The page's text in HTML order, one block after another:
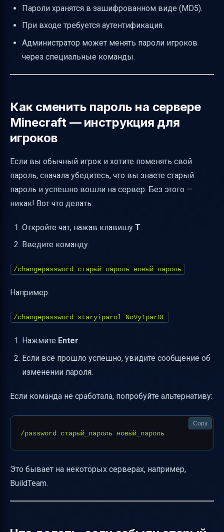
Пароли хранятся в зашифрованном виде (MD5).
При входе требуется аутентификация.
Администратор может менять пароли игроков
через специальные команды.
Как сменить пароль на сервере
Minecraft — инструкция для
игроков
Если вы обычный игрок и хотите поменять свой
пароль, сначала убедитесь, что вы знаете старый
пароль и успешно вошли на сервер. Без этого —
никак! Вот что делать:
Откройте чат, нажав клавишу T.
Введите команду:
/changepassword старый_пароль новый_пароль
Например:
/changepassword staryiparol NoVy1par0L
Нажмите Enter.
Если всё прошло успешно, увидите сообщение об
изменении пароля.
Если команда не сработала, попробуйте альтернативу:
Copy
Это бывает на некоторых серверах, например,
BuildTeam.